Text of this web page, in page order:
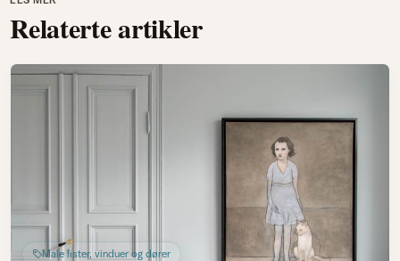
Relaterte artikler
Male lister, vinduer og dører